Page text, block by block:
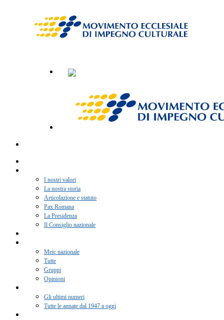
I nostri valori
La nostra storia
Articolazione e statuto
Pax Romana
La Presidenza
Il Consiglio nazionale
Meic nazionale
Tutte
Gruppi
Opinioni
Gli ultimi numeri
Tutte le annate dal 1947 a oggi